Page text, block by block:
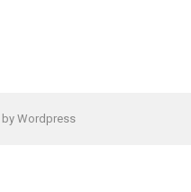
by Wordpress